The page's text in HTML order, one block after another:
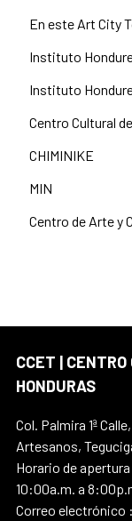
En este Art City
Instituto
Instituto
Centro Cultural
CHIMINIKE
MIN
Centro de Arte y
CCET |
HONDURAS
Col. Palmira 1ª
Artesanos,
Horario de
10:00a.m. a
Correo electrónico